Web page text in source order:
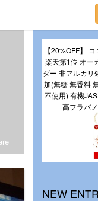
【20%OFF】
楽天第1位 オー
ダー 非アルカリ
加(無糖 無香料
不使用) 有機
高フラバ
NEW